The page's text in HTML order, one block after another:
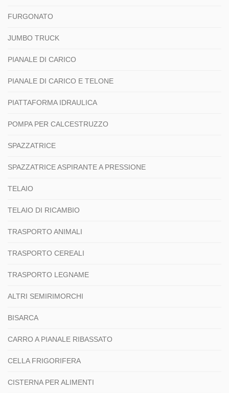
FURGONATO
JUMBO TRUCK
PIANALE DI CARICO
PIANALE DI CARICO E TELONE
PIATTAFORMA IDRAULICA
POMPA PER CALCESTRUZZO
SPAZZATRICE
SPAZZATRICE ASPIRANTE A PRESSIONE
TELAIO
TELAIO DI RICAMBIO
TRASPORTO ANIMALI
TRASPORTO CEREALI
TRASPORTO LEGNAME
ALTRI SEMIRIMORCHI
BISARCA
CARRO A PIANALE RIBASSATO
CELLA FRIGORIFERA
CISTERNA PER ALIMENTI